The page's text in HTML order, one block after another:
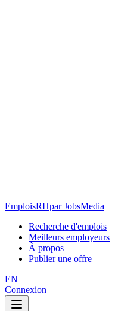
EmploisRHpar JobsMedia
Recherche d'emplois
Meilleurs employeurs
À propos
Publier une offre
EN
Connexion